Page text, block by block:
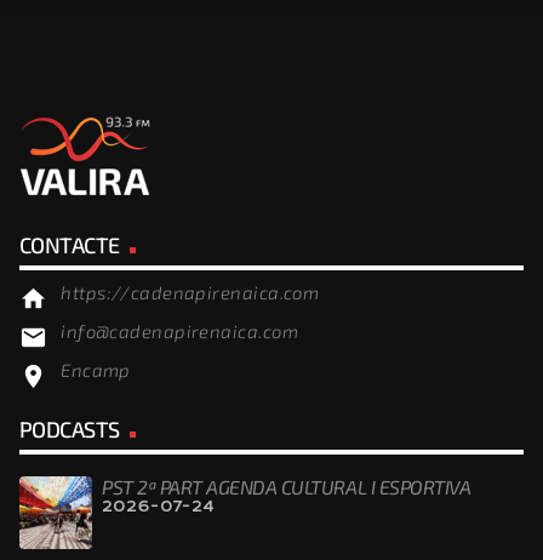
CONTACTE
home https://cadenapirenaica.com
email info@cadenapirenaica.com
location_on Encamp
PODCASTS
PST 2ª PART AGENDA CULTURAL I ESPORTIVA
2026-07-24